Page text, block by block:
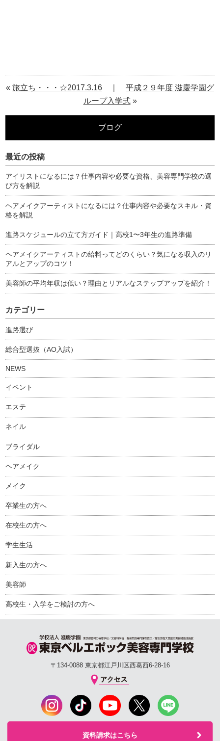
« 旅立ち・・・☆2017.3.16
平成２９年度 滋慶学園グ
ループ入学式»
ブログ
最近の投稿
アイリストになるには？仕事内容や必要な資格、美容専門学校の選
び方を解説
ヘアメイクアーティストになるには？仕事内容や必要なスキル・資
格を解説
進路スケジュールの立て方ガイド｜高校1〜3年生の進路準備
ヘアメイクアーティストの給料ってどのくらい？気になる収入のリ
アルとアップのコツ！
美容師の平均年収は低い？理由とリアルなステップアップを紹介！
カテゴリー
進路選び
総合型選抜（AO入試）
NEWS
イベント
エステ
ネイル
ブライダル
ヘアメイク
メイク
卒業生の方へ
在校生の方へ
学生生活
新入生の方へ
美容師
高校生・入学をご検討の方へ
〒134-0088 東京都江戸川区西葛西6-28-16
資料請求はこちら